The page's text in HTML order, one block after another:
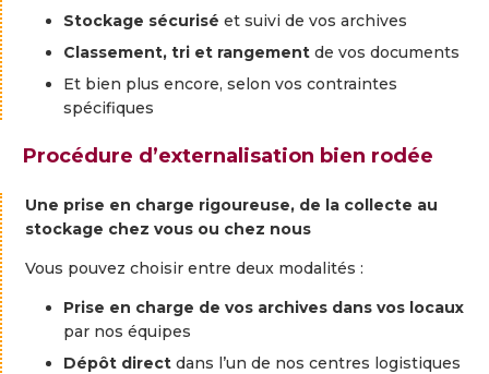
Stockage sécurisé et suivi de vos archives
Classement, tri et rangement de vos documents
Et bien plus encore, selon vos contraintes
spécifiques
Procédure d’externalisation bien rodée
Une prise en charge rigoureuse, de la collecte au
stockage chez vous ou chez nous
Vous pouvez choisir entre deux modalités :
Prise en charge de vos archives dans vos locaux
par nos équipes
Dépôt direct dans l’un de nos centres logistiques